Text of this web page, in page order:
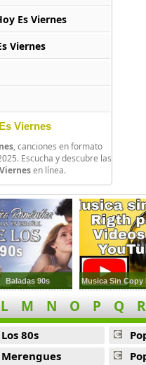
Es Viernes
Viernes
Viernes
Viernes
, canciones en formato
Escucha y descubre las
en línea.
Baladas 90s Musica Sin Copy
L M N O P Q R
Los 80s
Merengues